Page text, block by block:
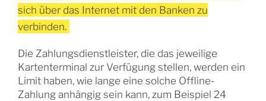
sich über das Internet mit den Banken zu
verbinden.
Die Zahlungsdienstleister, die das jeweilige
Kartenterminal zur Verfügung stellen, werden ein
Limit haben, wie lange eine solche Offline-
Zahlung anhängig sein kann, zum Beispiel 24